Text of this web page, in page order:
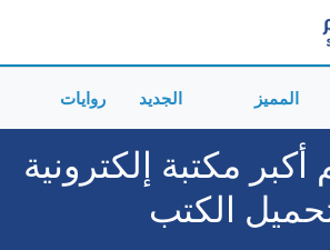
المميز الجديد روايات
مكتبة إلكترونية
الكتب